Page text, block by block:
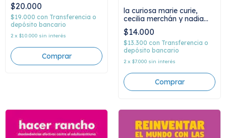
$20.000
$19.000 con Transferencia o
depósito bancario
2 x $10.000 sin interés
la curiosa marie curie,
cecilia merchán y nadia
fink
$14.000
$13.300 con Transferencia o
depósito bancario
2 x $7.000 sin interés